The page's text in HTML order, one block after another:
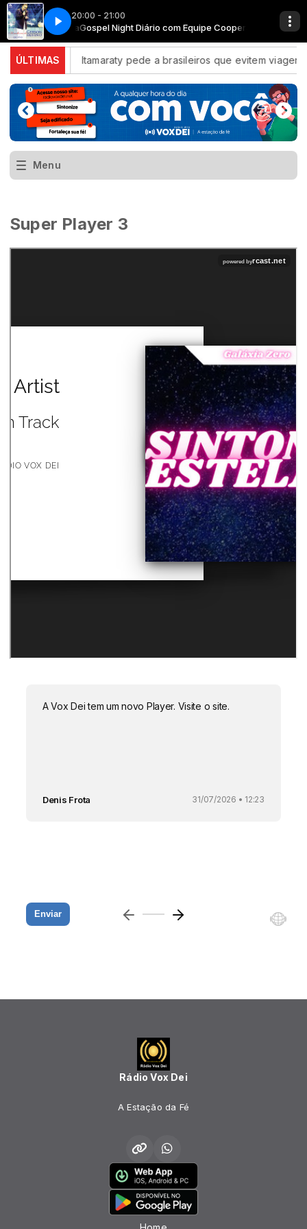
20:00 - 21:00
CooperadoraGospel Night Diário com Equipe Cooperadora
Caminho de Espinhos
ÚLTIMAS
Latina Itamaraty pede a brasileiros que evitem viagens
Menu
Super Player 3
Rádio Vox Dei
A Estação da Fé